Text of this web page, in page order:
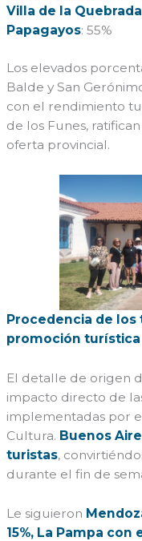
Villa de la
Papagayos: 55%
Los elevados
Balde y San
con el rendimiento
de los Funes,
oferta provincial.
Procedencia de los
promoción turística
El detalle de origen
impacto directo de
implementadas por
Cultura. Buenos
turistas,
durante el fin de
Le siguieron
15%, La Pampa con